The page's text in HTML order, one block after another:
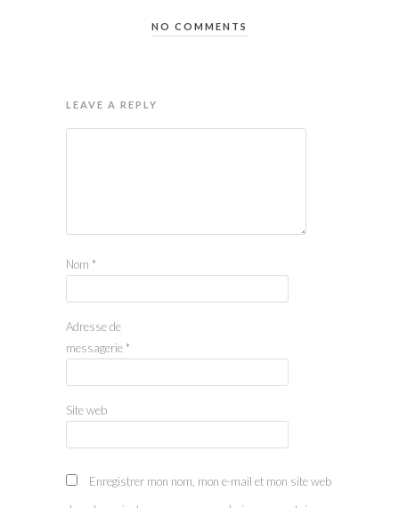
NO COMMENTS
LEAVE A REPLY
Nom *
Adresse de
messagerie *
Site web
Enregistrer mon nom, mon e-mail et mon site web